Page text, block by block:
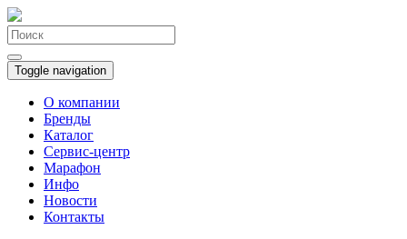
Toggle navigation
О компании
Бренды
Каталог
Сервис-центр
Марафон
Инфо
Новости
Контакты